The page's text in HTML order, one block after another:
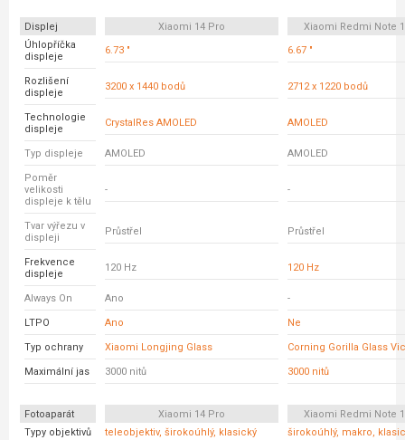
Displej Xiaomi 14 Pro
Xiaomi Redmi Note
Úhlopříčka
displeje
6.73 " 6.67 "
Rozlišení
displeje
3200 x 1440 bodů 2712 x 1220 bodů
Technologie
displeje
CrystalRes AMOLED AMOLED
Typ displeje AMOLED AMOLED
Poměr
velikosti
displeje k tělu
- -
Tvar výřezu v
displeji
Průstřel Průstřel
Frekvence
displeje
120 Hz 120 Hz
Always On Ano -
LTPO Ano Ne
Typ ochrany Xiaomi Longjing Glass Corning Gorilla Glass
Maximální jas 3000 nitů 3000 nitů
Fotoaparát Xiaomi 14 Pro
Xiaomi Redmi Note
Typy objektivů
teleobjektiv, širokoúhlý, klasický širokoúhlý, makro,